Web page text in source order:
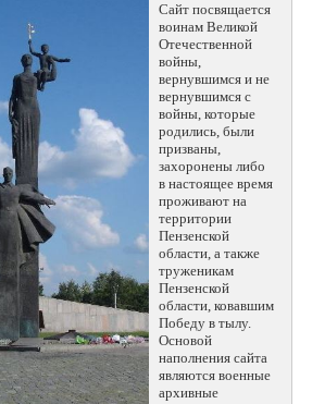
Сайт посвящается
воинам Великой
Отечественной
войны,
вернувшимся и не
вернувшимся с
войны, которые
родились, были
призваны,
захоронены либо
в настоящее время
проживают на
территории
Пензенской
области, а также
труженикам
Пензенской
области, ковавшим
Победу в тылу.
Основой
наполнения сайта
являются военные
архивные